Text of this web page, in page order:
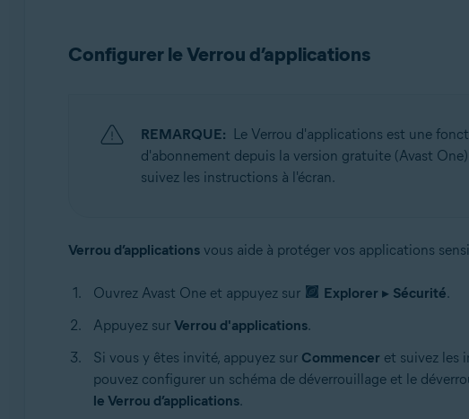
Configurer le Verrou d’applications
REMARQUE: Le Verrou d'applications est une
d'abonnement depuis la version gratuite (Avast
suivez les instructions à l'écran.
Verrou d’applicationsvous aide à protéger vos applications
Ouvrez Avast One et appuyez sur Explorer ▸ Sécurité.
Appuyez sur Verrou d'applications.
Si vous y êtes invité, appuyez sur Commencer et suivez les
pouvez configurer un schéma de déverrouillage et le
le Verrou d’applications.